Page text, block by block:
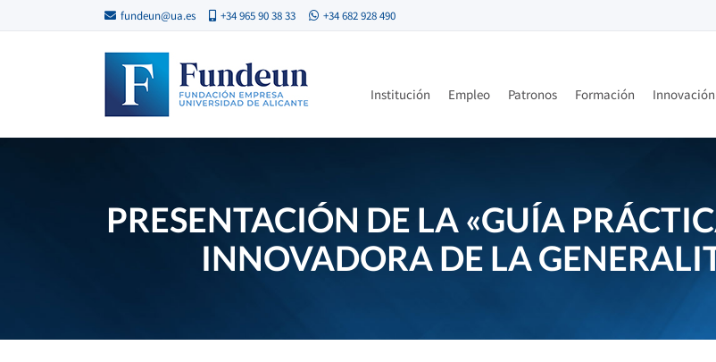
fundeun@ua.es +34 965 90 38 33 +34 682 928 490
Institución Empleo Patronos Formación Innovación
PRESENTACIÓN DE LA «GUÍA
INNOVADORA DE LA